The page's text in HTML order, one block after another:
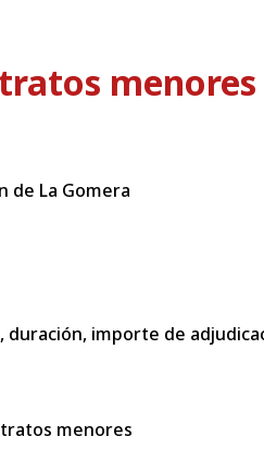
menores
de La Gomera
importe de
menores